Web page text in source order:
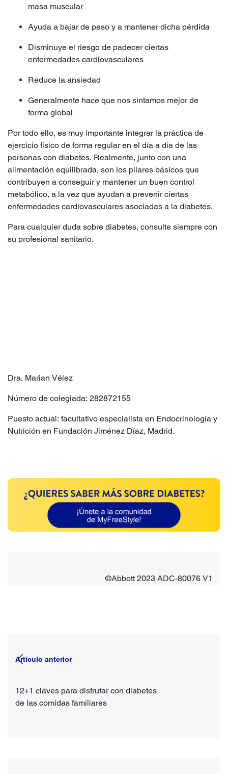
masa muscular
Ayuda a bajar de peso y a mantener dicha pérdida
Disminuye el riesgo de padecer ciertas
enfermedades cardiovasculares
Reduce la ansiedad
Generalmente hace que nos sintamos mejor de
forma global
Por todo ello, es muy importante integrar la práctica de
ejercicio físico de forma regular en el día a día de las
personas con diabetes. Realmente, junto con una
alimentación equilibrada, son los pilares básicos que
contribuyen a conseguir y mantener un buen control
metabólico, a la vez que ayudan a prevenir ciertas
enfermedades cardiovasculares asociadas a la diabetes.
Para cualquier duda sobre diabetes, consulte siempre con
su profesional sanitario.
Dra. Marian Vélez
Número de colegiada: 282872155
Puesto actual: facultativo especialista en Endocrinología y
Nutrición en Fundación Jiménez Díaz, Madrid.
©Abbott 2023 ADC-80076 V1
Artículo anterior
12+1 claves para disfrutar con diabetes
de las comidas familiares